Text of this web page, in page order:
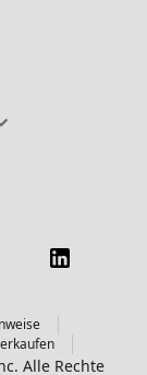
Alle Rechte